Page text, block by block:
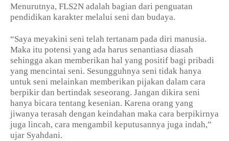
Menurutnya, FLS2N adalah bagian dari penguatan
pendidikan karakter melalui seni dan budaya.
“Saya meyakini seni telah tertanam pada diri manusia.
Maka itu potensi yang ada harus senantiasa diasah
sehingga akan memberikan hal yang positif bagi pribadi
yang mencintai seni. Sesungguhnya seni tidak hanya
untuk seni melainkan memberikan pijakan dalam cara
berpikir dan bertindak seseorang. Jangan dikira seni
hanya bicara tentang kesenian. Karena orang yang
jiwanya terasah dengan keindahan maka cara berpikirnya
juga lincah, cara mengambil keputusannya juga indah,”
ujar Syahdani.